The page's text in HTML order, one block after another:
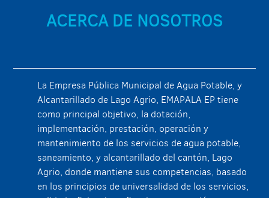
ACERCA DE NOSOTROS
La Empresa Pública Municipal de Agua Potable, y
Alcantarillado de Lago Agrio, EMAPALA EP tiene
como principal objetivo, la dotación,
implementación, prestación, operación y
mantenimiento de los servicios de agua potable,
saneamiento, y alcantarillado del cantón, Lago
Agrio, donde mantiene sus competencias, basado
en los principios de universalidad de los servicios,